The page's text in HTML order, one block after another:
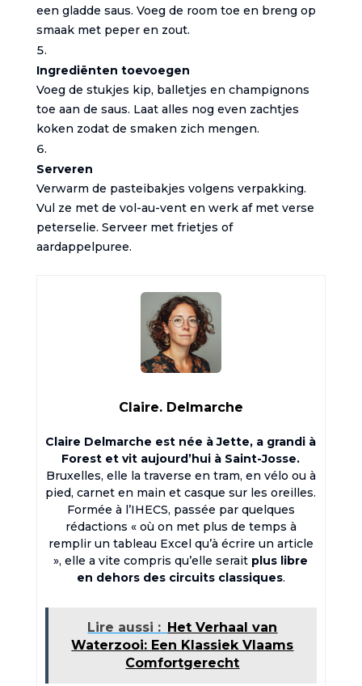
een gladde saus. Voeg de room toe en breng op
smaak met peper en zout.
Ingrediënten toevoegen
Voeg de stukjes kip, balletjes en champignons
toe aan de saus. Laat alles nog even zachtjes
koken zodat de smaken zich mengen.
Serveren
Verwarm de pasteibakjes volgens verpakking.
Vul ze met de vol-au-vent en werk af met verse
peterselie. Serveer met frietjes of
aardappelpuree.
Claire. Delmarche
Claire Delmarche est née à Jette, a grandi à
Forest et vit aujourd’hui à Saint-Josse.
Bruxelles, elle la traverse en tram, en vélo ou à
pied, carnet en main et casque sur les oreilles.
Formée à l’IHECS, passée par quelques
rédactions « où on met plus de temps à
remplir un tableau Excel qu’à écrire un article
», elle a vite compris qu’elle serait plus libre
en dehors des circuits classiques.
Lire aussi : Het Verhaal van
Waterzooi: Een Klassiek Vlaams
Comfortgerecht